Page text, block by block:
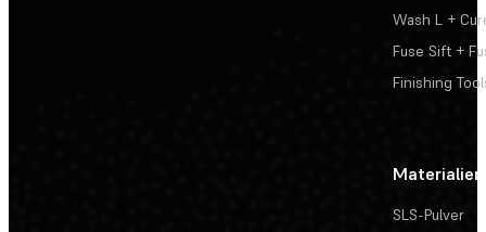
Wash L +
Fuse Sift +
Finishing
Materialien
SLS-Pulver